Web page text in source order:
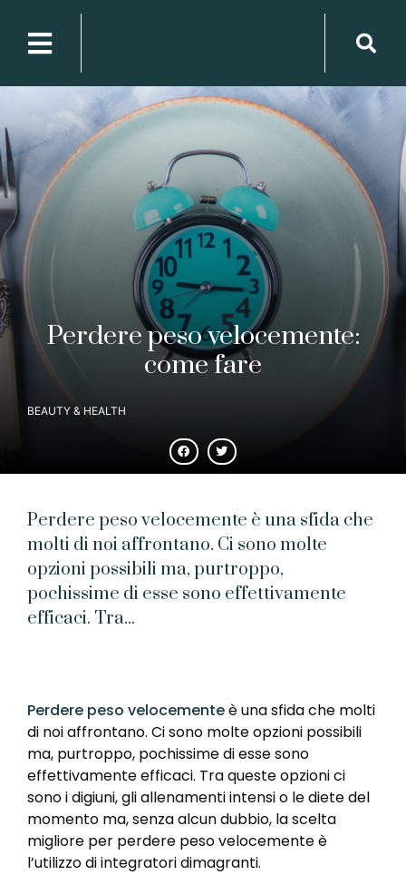
Perdere peso velocemente:
come fare
BEAUTY & HEALTH
Perdere peso velocemente è una sfida che
molti di noi affrontano. Ci sono molte
opzioni possibili ma, purtroppo,
pochissime di esse sono effettivamente
efficaci. Tra...
Perdere peso velocementeè una sfida che molti
di noi affrontano. Ci sono molte opzioni possibili
ma, purtroppo, pochissime di esse sono
effettivamente efficaci. Tra queste opzioni ci
sono i digiuni, gli allenamenti intensi o le diete del
momento ma, senza alcun dubbio, la scelta
migliore per perdere peso velocemente è
l’utilizzo di integratori dimagranti.